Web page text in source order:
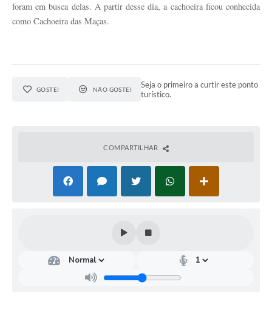
foram em busca delas. A partir desse dia, a cachoeira ficou conhecida
como Cachoeira das Maças.
GOSTEI NÃO GOSTEI
Seja o primeiro a curtir este ponto
turístico.
COMPARTILHAR